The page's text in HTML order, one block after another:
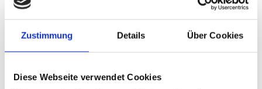
Zustimmung Details Über Cookies
Diese Webseite verwendet Cookies
Winterurlaub Garmisch im Staudacherhof
unheimlich viel erleben! Besonders bei einem